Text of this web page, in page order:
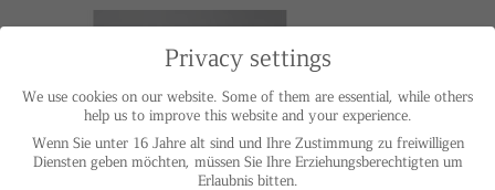
Privacy settings
We use cookies on our website. Some of them are essential, while others
help us to improve this website and your experience.
Wenn Sie unter 16 Jahre alt sind und Ihre Zustimmung zu freiwilligen
Diensten geben möchten, müssen Sie Ihre Erziehungsberechtigten um
Erlaubnis bitten.